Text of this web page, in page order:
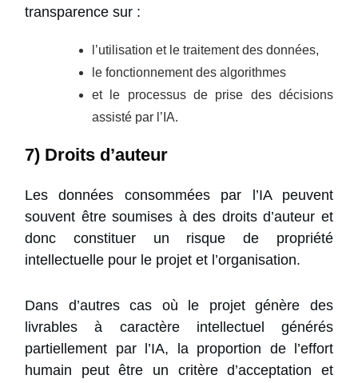
transparence sur :
l’utilisation et le traitement des données,
le fonctionnement des algorithmes
et le processus de prise des décisions
assisté par l’IA.
7) Droits d’auteur
Les données consommées par l’IA peuvent
souvent être soumises à des droits d’auteur et
donc constituer un risque de propriété
intellectuelle pour le projet et l’organisation.
Dans d’autres cas où le projet génère des
livrables à caractère intellectuel générés
partiellement par l’IA, la proportion de l’effort
humain peut être un critère d’acceptation et